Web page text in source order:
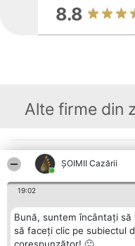
ȘOIMII Cazării
19:02
Bună, suntem încântați să
să faceți clic pe subiectul
8.8
Alte firme din
Organizator Ranking
BRIGHT SOLUTIONS BR SRL
Aleea Timisul De Sus 2 Bl. A30
Sc. A Et. 4 Ap. 13 Cod 061952
CUI 36737675
tel: +40 770 990 492